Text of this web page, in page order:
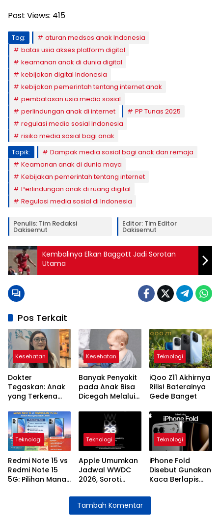
Post Views: 415
Tag:
aturan medsos anak Indonesia
batas usia akses platform digital
keamanan anak di dunia digital
kebijakan digital Indonesia
kebijakan pemerintah tentang internet anak
pembatasan usia media sosial
perlindungan anak di internet
PP Tunas 2025
regulasi media sosial Indonesia
risiko media sosial bagi anak
Topik:
Dampak media sosial bagi anak dan remaja
Keamanan anak di dunia maya
Kebijakan pemerintah tentang internet
Perlindungan anak di ruang digital
Regulasi media sosial di Indonesia
Penulis: Tim Redaksi
Dakisemut
Editor: Tim Editor
Dakisemut
Kembalinya Elkan Baggott Jadi Sorotan
Utama
Pos Terkait
Kesehatan
Dokter
Tegaskan: Anak
yang Terkena
Cacar Tetap
Perlu Mandi
Kesehatan
Banyak Penyakit
pada Anak Bisa
Dicegah Melalui
Teknologi
iQoo Z11 Akhirnya
Rilis! Baterainya
Gede Banget
Teknologi
Redmi Note 15 vs
Redmi Note 15
5G: Pilihan Mana
Teknologi
Apple Umumkan
Jadwal WWDC
2026, Soroti
Teknologi AI
Teknologi
iPhone Fold
Disebut Gunakan
Kaca Berlapis
Bekas Lipatan
Tambah Komentar